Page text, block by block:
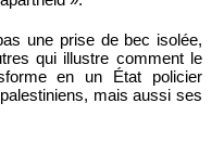
une prise de bec isolée,
qui illustre comment le
en un État policier
mais aussi ses